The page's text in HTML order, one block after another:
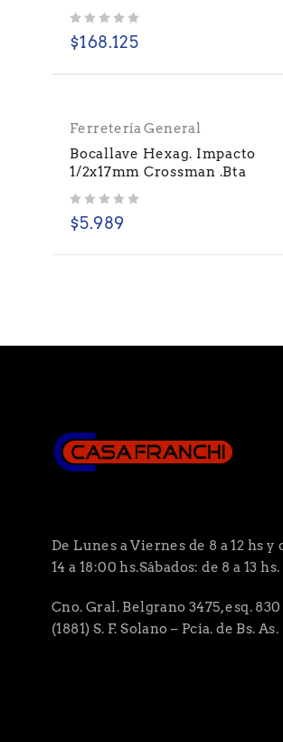
$168.125
Ferretería General
Bocallave Hexag. Impacto
1/2x17mm Crossman .Bta
$5.989
De Lunes a Viernes de 8 a 12 hs y
14 a 18:00 hs.Sábados: de 8 a 13 hs.
Cno. Gral. Belgrano 3475, esq. 830
(1881) S. F. Solano – Pcia. de Bs. As.